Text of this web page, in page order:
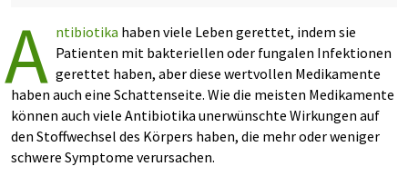
A ntibiotika haben viele Leben gerettet, indem sie
Patienten mit bakteriellen oder fungalen Infektionen
gerettet haben, aber diese wertvollen Medikamente
haben auch eine Schattenseite. Wie die meisten Medikamente
können auch viele Antibiotika unerwünschte Wirkungen auf
den Stoffwechsel des Körpers haben, die mehr oder weniger
schwere Symptome verursachen.